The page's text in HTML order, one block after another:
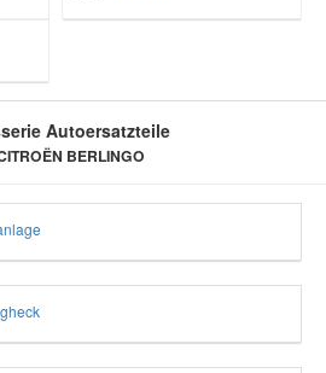
Autoersatzteile
BERLINGO